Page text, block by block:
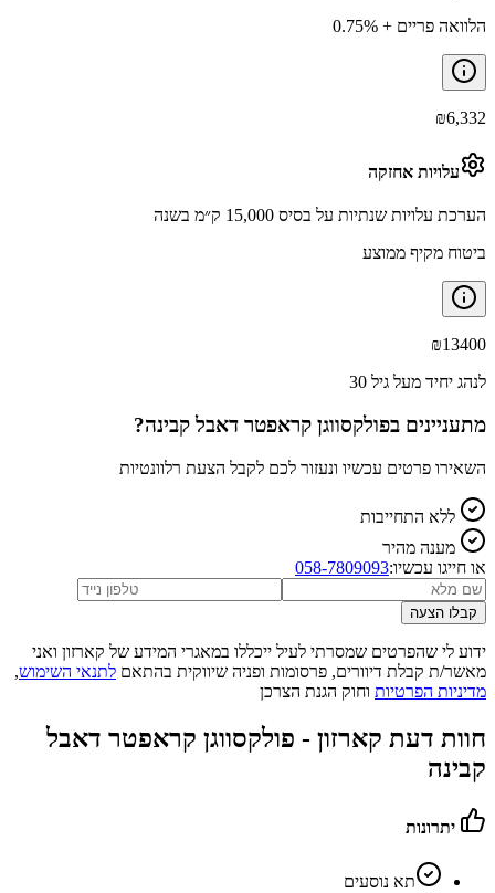
הלוואה פריים + 0.75%
₪6,332
עלויות אחזקה
הערכת עלויות שנתיות על בסיס 15,000 ק״מ בשנה
ביטוח מקיף ממוצע
₪13400
לנהג יחיד מעל גיל 30
מתעניינים בפולקסווגן קראפטר דאבל קבינה?
השאירו פרטים עכשיו ונעזור לכם לקבל הצעת רלוונטיות
ללא התחייבות
מענה מהיר
או חייגו עכשיו:058-7809093
קבלו הצעה
ידוע לי שהפרטים שמסרתי לעיל ייכללו במאגרי המידע של קארזון ואני
מאשר/ת קבלת דיוורים, פרסומות ופניה שיווקית בהתאם לתנאי השימוש,
מדיניות הפרטיות וחוק הגנת הצרכן
חוות דעת קארזון - פולקסווגן קראפטר דאבל
קבינה
יתרונות
תא נוסעים